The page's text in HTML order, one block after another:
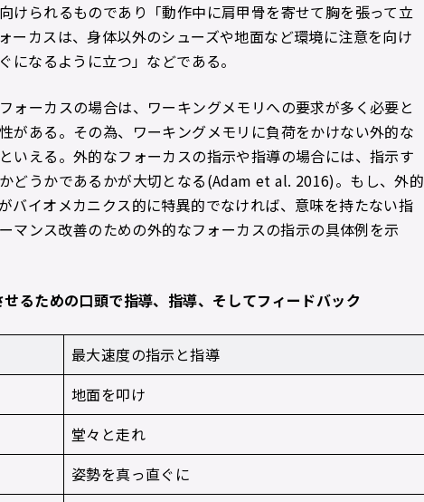
けられるものであり「動作中に肩甲骨を寄せて胸を張って立
ーカスは、身体以外のシューズや地面など環境に注意を向け
なるように立つ」などである。
ォーカスの場合は、ワーキングメモリへの要求が多く必要と
がある。その為、ワーキングメモリに負荷をかけない外的な
いえる。外的なフォーカスの指示や指導の場合には、指示す
どうかであるかが大切となる(Adam et al. 2016)。もし、外的
バイオメカニクス的に特異的でなければ、意味を持たない指
マンス改善のための外的なフォーカスの指示の具体例を示
るための口頭で指導、指導、そしてフィードバック
最大速度の指示と指導
地面を叩け
堂々と走れ
姿勢を真っ直ぐに